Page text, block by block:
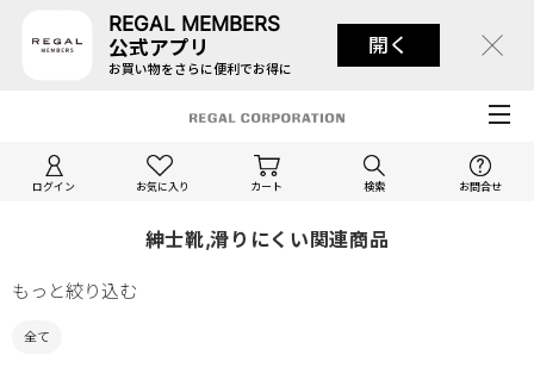
REGAL MEMBERS
公式アプリ
お買い物をさらに便利でお得に
開く
ログイン お気に入り カート 検索 お問合せ
紳士靴,滑りにくい関連商品
もっと絞り込む
全て